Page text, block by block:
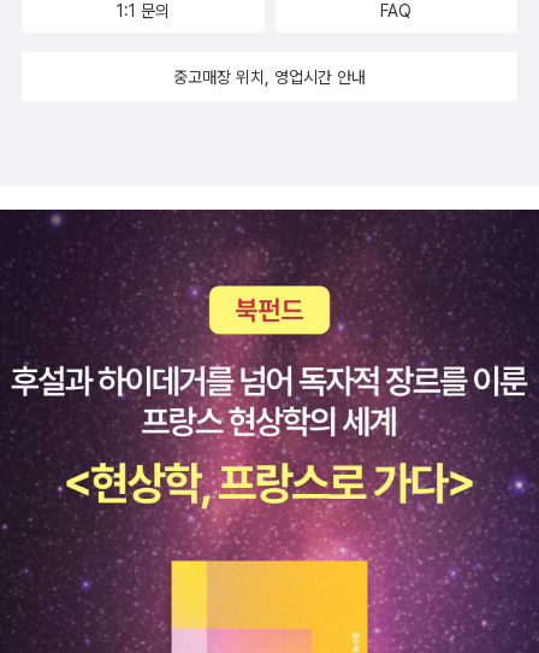
1:1 문의 FAQ
중고매장 위치, 영업시간 안내